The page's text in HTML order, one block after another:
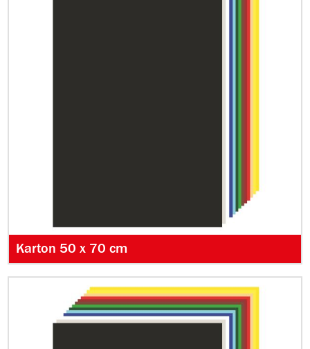
Karton 50 x 70 cm